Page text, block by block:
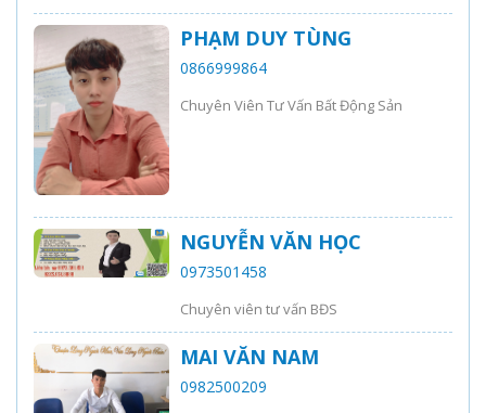
PHẠM DUY TÙNG
0866999864
Chuyên Viên Tư Vấn Bất Động Sản
NGUYỄN VĂN HỌC
0973501458
Chuyên viên tư vấn BĐS
MAI VĂN NAM
0982500209